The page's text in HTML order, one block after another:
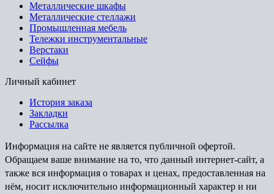
Металлические шкафы
Металлические стеллажи
Промышленная мебель
Тележки инструментальные
Верстаки
Сейфы
Личный кабинет
История заказа
Закладки
Рассылка
Информация на сайте не является публичной офертой.
Обращаем ваше внимание на то, что данный интернет-сайт, а
также вся информация о товарах и ценах, предоставленная на
нём, носит исключительно информационный характер и ни